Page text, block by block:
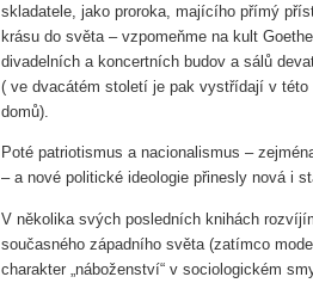
skladatele, jako proroka, majícího přímý
krásu do světa – vzpomeňme na kult
divadelních a koncertních budov a sálů
( ve dvacátém století je pak vystřídají v
domů).
Poté patriotismus a nacionalismus –
– a nové politické ideologie přinesly nová i
V několika svých posledních knihách
současného západního světa (zatímco
charakter „náboženství“ v sociologickém